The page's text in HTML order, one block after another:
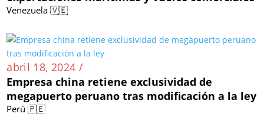
Venezuela 🇻🇪
abril 18, 2024 /
Empresa china retiene exclusividad de
megapuerto peruano tras modificación a la ley
Perú 🇵🇪